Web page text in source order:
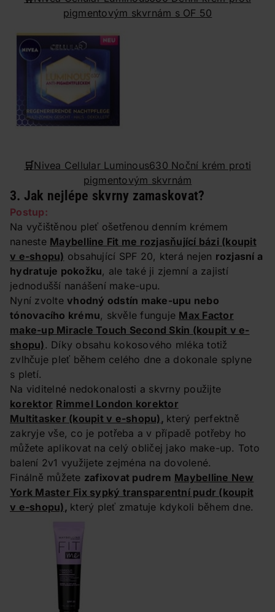
pigmentovým skvrnám s OF 50
🛒Nivea Cellular Luminous630 Noční krém proti
pigmentovým skvrnám
3. Jak nejlépe skvrny zamaskovat?
Postup:
Na vyčištěnou pleť ošetřenou denním krémem
naneste Maybelline Fit me rozjasňující bázi (koupit
v e-shopu) obsahující SPF 20, která nejen rozjasní a
hydratuje pokožku, ale také ji zjemní a zajistí
jednodušší nanášení make-upu.
Nyní zvolte vhodný odstín make-upu nebo
tónovacího krému, skvěle funguje Max Factor
make-up Miracle Touch Second Skin (koupit v e-
shopu). Díky obsahu kokosového mléka totiž
zvlhčuje pleť během celého dne a dokonale splyne
s pletí.
Na viditelné nedokonalosti a skvrny použijte
korektor Rimmel London korektor
Multitasker (koupit v e-shopu), který perfektně
zakryje vše, co je potřeba a v případě potřeby ho
můžete aplikovat na celý obličej jako make-up. Toto
balení 2v1 využijete zejména na dovolené.
Finálně můžete zafixovat pudrem Maybelline New
York Master Fix sypký transparentní pudr (koupit
v e-shopu), který pleť zmatuje kdykoli během dne.